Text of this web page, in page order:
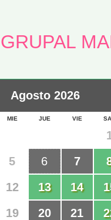
Agosto 2026
MIE JUE VIE
5 6 7
12 13 14
19 20 21